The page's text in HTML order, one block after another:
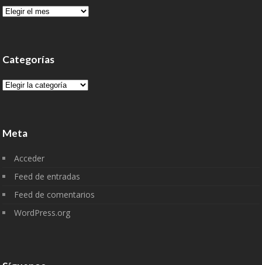
Archivo
Categorías
Categorías
Meta
Acceder
Feed de entradas
Feed de comentarios
WordPress.org